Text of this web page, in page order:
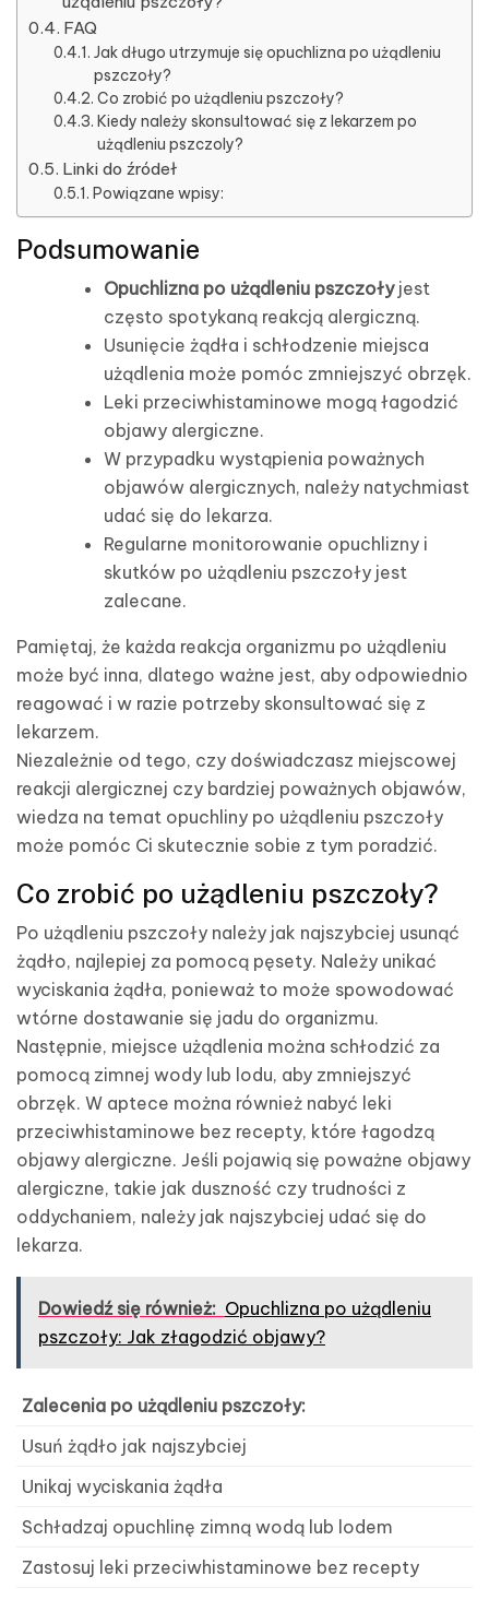
FAQ
Jak długo utrzymuje się opuchlizna po użądleniu
pszczoły?
Co zrobić po użądleniu pszczoły?
Kiedy należy skonsultować się z lekarzem po
użądleniu pszczoly?
Linki do źródeł
Powiązane wpisy:
Podsumowanie
Opuchlizna po użądleniu pszczołyjest
często spotykaną reakcją alergiczną.
Usunięcie żądła i schłodzenie miejsca
użądlenia może pomóc zmniejszyć obrzęk.
Leki przeciwhistaminowe mogą łagodzić
objawy alergiczne.
W przypadku wystąpienia poważnych
objawów alergicznych, należy natychmiast
udać się do lekarza.
Regularne monitorowanie opuchlizny i
skutków po użądleniu pszczoły jest
zalecane.
Pamiętaj, że każda reakcja organizmu po użądleniu
może być inna, dlatego ważne jest, aby odpowiednio
reagować i w razie potrzeby skonsultować się z
lekarzem.
Niezależnie od tego, czy doświadczasz miejscowej
reakcji alergicznej czy bardziej poważnych objawów,
wiedza na temat opuchliny po użądleniu pszczoły
może pomóc Ci skutecznie sobie z tym poradzić.
Co zrobić po użądleniu pszczoły?
Po użądleniu pszczoły należy jak najszybciej usunąć
żądło, najlepiej za pomocą pęsety. Należy unikać
wyciskania żądła, ponieważ to może spowodować
wtórne dostawanie się jadu do organizmu.
Następnie, miejsce użądlenia można schłodzić za
pomocą zimnej wody lub lodu, aby zmniejszyć
obrzęk. W aptece można również nabyć leki
przeciwhistaminowe bez recepty, które łagodzą
objawy alergiczne. Jeśli pojawią się poważne objawy
alergiczne, takie jak duszność czy trudności z
oddychaniem, należy jak najszybciej udać się do
lekarza.
Dowiedź się również: Opuchlizna po użądleniu
pszczoły: Jak złagodzić objawy?
Zalecenia po użądleniu pszczoły:
Usuń żądło jak najszybciej
Unikaj wyciskania żądła
Schładzaj opuchlinę zimną wodą lub lodem
Zastosuj leki przeciwhistaminowe bez recepty